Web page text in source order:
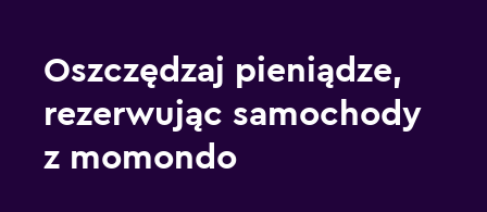
Oszczędzaj pieniądze,
rezerwując samochody
z momondo